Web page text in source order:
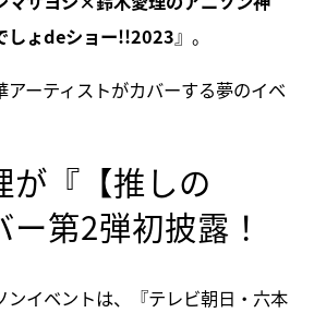
ょdeショー!!2023』。
アーティストがカバーする夢のイベ
『【推しの
第2弾初披露！
ンイベントは、『テレビ朝日・六本